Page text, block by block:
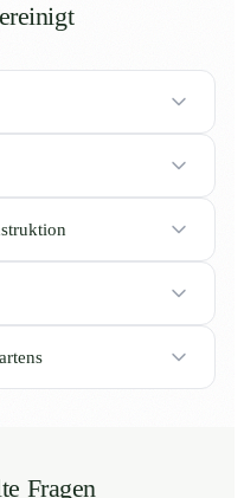
Fragen